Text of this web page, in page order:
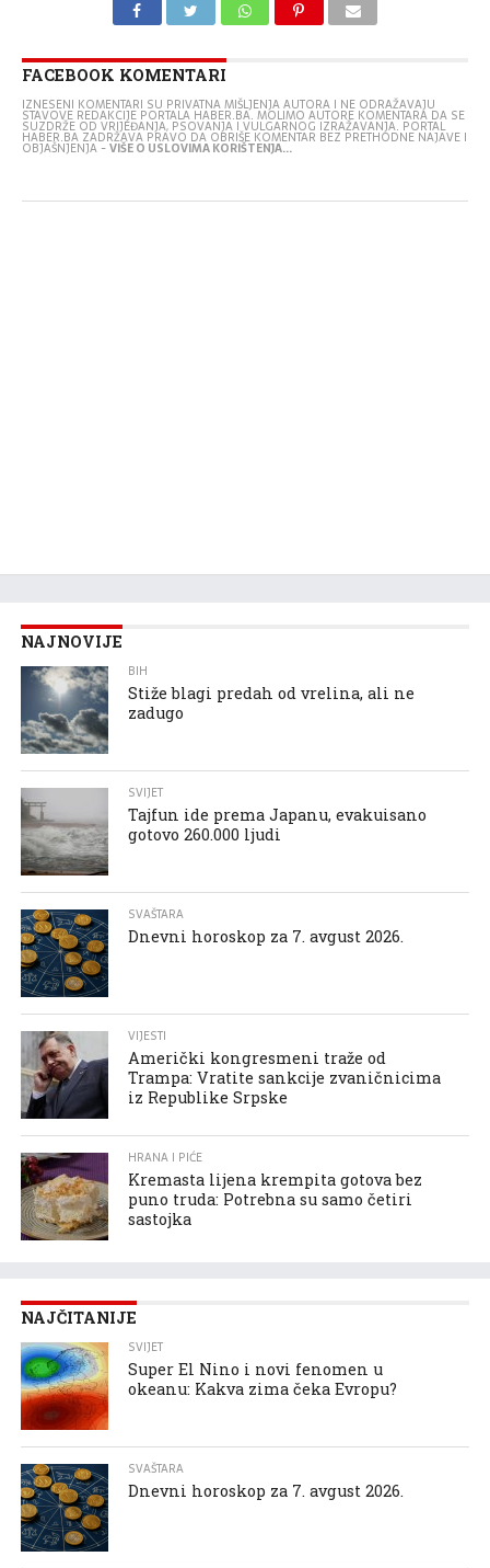
FACEBOOK KOMENTARI
IZNESENI KOMENTARI SU PRIVATNA MIŠLJENJA AUTORA I NE ODRAŽAVAJU
STAVOVE REDAKCIJE PORTALA HABER.BA. MOLIMO AUTORE KOMENTARA DA SE
SUZDRŽE OD VRIJEĐANJA, PSOVANJA I VULGARNOG IZRAŽAVANJA. PORTAL
HABER.BA ZADRŽAVA PRAVO DA OBRIŠE KOMENTAR BEZ PRETHODNE NAJAVE I
OBJAŠNJENJA -VIŠE O USLOVIMA KORIŠTENJA...
NAJNOVIJE
BIH
Stiže blagi predah od vrelina, ali ne
zadugo
SVIJET
Tajfun ide prema Japanu, evakuisano
gotovo 260.000 ljudi
SVAŠTARA
Dnevni horoskop za 7. avgust 2026.
VIJESTI
Američki kongresmeni traže od
Trampa: Vratite sankcije zvaničnicima
iz Republike Srpske
HRANA I PIĆE
Kremasta lijena krempita gotova bez
puno truda: Potrebna su samo četiri
sastojka
NAJČITANIJE
SVIJET
Super El Nino i novi fenomen u
okeanu: Kakva zima čeka Evropu?
SVAŠTARA
Dnevni horoskop za 7. avgust 2026.